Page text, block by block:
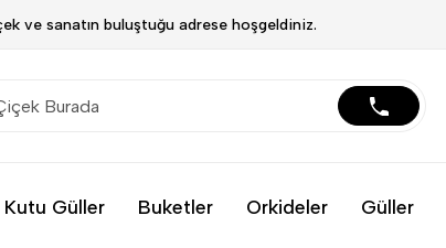
ve sanatın buluştuğu adrese hoşgeldiniz.
Kutu Güller Buketler Orkideler Güller